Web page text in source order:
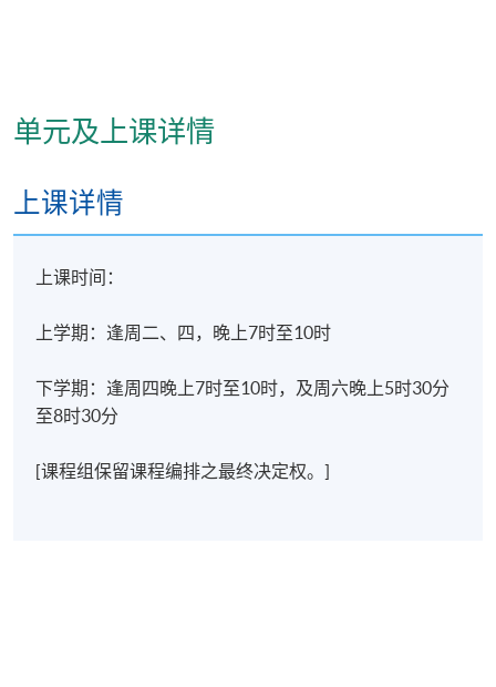
注：1. 注册中医师可获中医师持续进修学分。
请。
报名代码 2445-CM061A
单元及上课详情
上课详情
上课时间：
上学期：逢周二、四，晚上7时至10时
下学期：逢周四晚上7时至10时，及周六晚上5时30分
至8时30分
[课程组保留课程编排之最终决定权。]